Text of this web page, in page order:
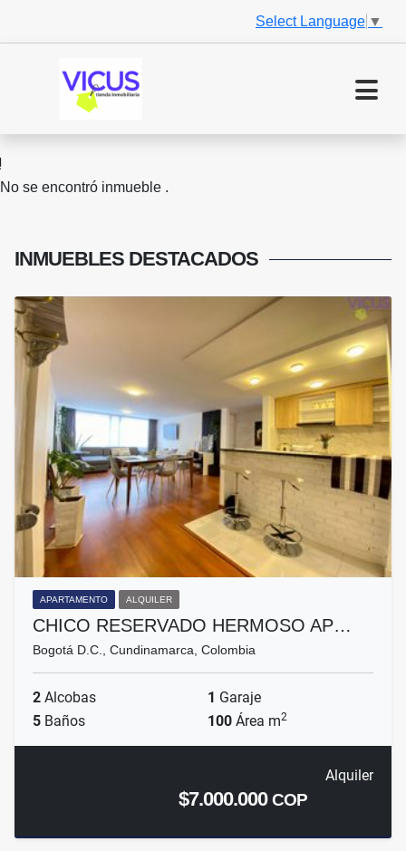
Select Language ▼
No se encontró inmueble .
INMUEBLES DESTACADOS
APARTAMENTO ALQUILER
CHICO RESERVADO HERMOSO AP…
Bogotá D.C., Cundinamarca, Colombia
2 Alcobas 1 Garaje
5 Baños 100 Área m2
Alquiler
$7.000.000COP